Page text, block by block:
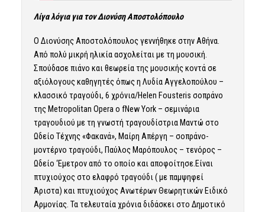
Λίγα λόγια για τον Διονύση Αποστολόπουλο
Ο Διονύσης Αποστολόπουλος γεννήθηκε στην Αθήνα.
Από πολύ μικρή ηλικία ασχολείται με τη μουσική.
Σπούδασε πιάνο και θεωρεία της μουσικής κοντά σε
αξιόλογους καθηγητές όπως η Λυδία Αγγελοπούλου –
κλασσικό τραγούδι, 6 χρόνια/Helen Fousteris σοπράνο
της Metropolitan Opera o fNew York – σεμινάρια
τραγουδιού με τη γνωστή τραγουδίστρια Μαντώ στο
Ωδείο Τέχνης «Φακανά», Μαίρη Απέργη – σοπράνο-
μοντέρνο τραγούδι, Παύλος Μαρόπουλος – τενόρος –
Ωδείο ‘Εμετρον από το οποίο και αποφοίτησε.Είναι
πτυχιούχος στο ελαφρό τραγούδι ( με παμψηφεί
Άριστα) και πτυχιούχος Ανωτέρων Θεωρητικών Ειδικό
Αρμονίας. Τα τελευταία χρόνια διδάσκει στο Δημοτικό